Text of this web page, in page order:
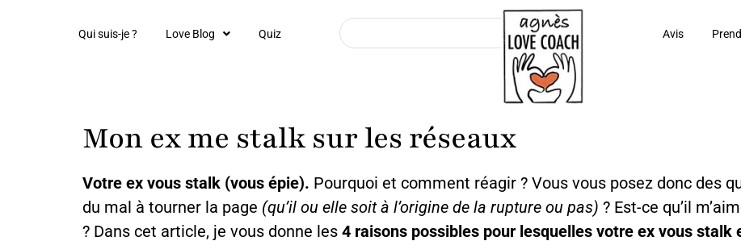
Qui suis-je ? Love Blog Quiz Avis
Mon ex me stalk sur les réseaux
Votre ex vous stalk (vous épie). Pourquoi et comment réagir ? Vous vous posez donc des
du mal à tourner la page (qu’il ou elle soit à l’origine de la rupture ou pas) ? Est-ce qu’il
? Dans cet article, je vous donne les 4 raisons possibles pour lesquelles votre ex vous stalk